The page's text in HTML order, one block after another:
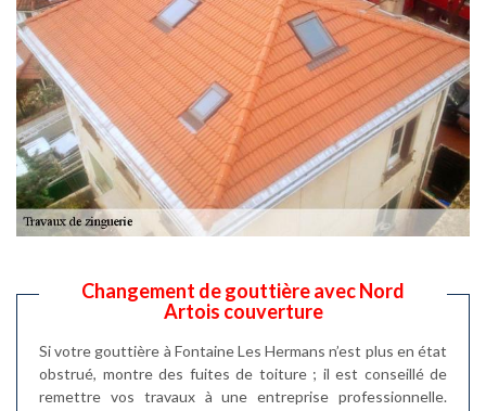
Changement de gouttière avec Nord
Artois couverture
Si votre gouttière à Fontaine Les Hermans n’est plus en état
obstrué, montre des fuites de toiture ; il est conseillé de
remettre vos travaux à une entreprise professionnelle.